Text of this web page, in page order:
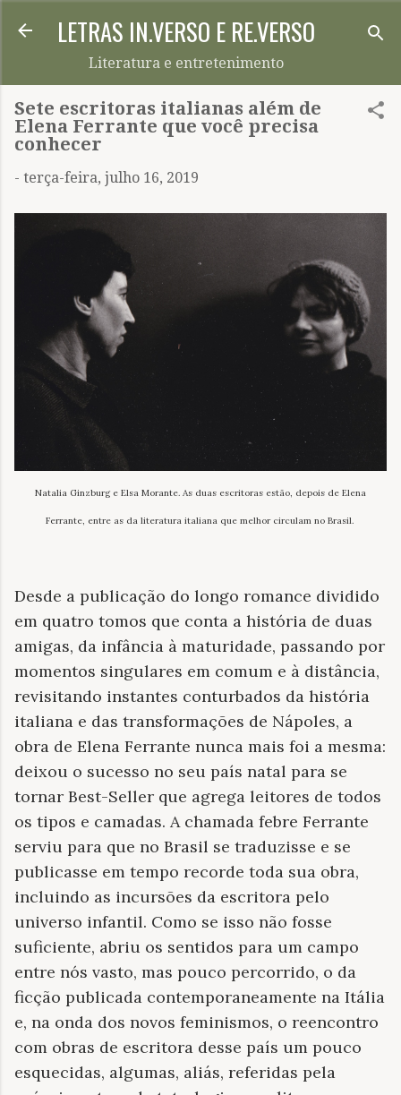
Pular para o conteúdo principal
LETRAS IN.VERSO E RE.VERSO
Literatura e entretenimento
Sete escritoras italianas além de
Elena Ferrante que você precisa
conhecer
- terça-feira, julho 16, 2019
Natalia Ginzburg e Elsa Morante. As duas escritoras estão, depois de Elena
Ferrante, entre as da literatura italiana que melhor circulam no Brasil.
Desde a publicação do longo romance dividido
em quatro tomos que conta a história de duas
amigas, da infância à maturidade, passando por
momentos singulares em comum e à distância,
revisitando instantes conturbados da história
italiana e das transformações de Nápoles, a
obra de Elena Ferrante nunca mais foi a mesma:
deixou o sucesso no seu país natal para se
tornar Best-Seller que agrega leitores de todos
os tipos e camadas. A chamada febre Ferrante
serviu para que no Brasil se traduzisse e se
publicasse em tempo recorde toda sua obra,
incluindo as incursões da escritora pelo
universo infantil. Como se isso não fosse
suficiente, abriu os sentidos para um campo
entre nós vasto, mas pouco percorrido, o da
ficção publicada contemporaneamente na Itália
e, na onda dos novos feminismos, o reencontro
com obras de escritora desse país um pouco
esquecidas, algumas, aliás, referidas pela